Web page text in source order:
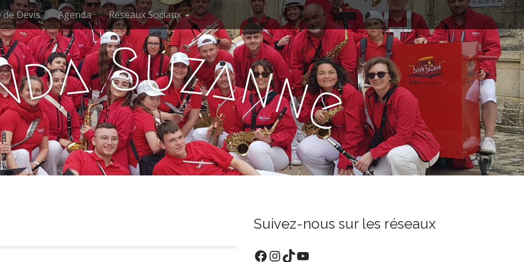
Devis Agenda Réseaux Sociaux
da Suzanne
Suivez-nous sur les réseaux
Facebook
Instagram
TikTok
YouTube